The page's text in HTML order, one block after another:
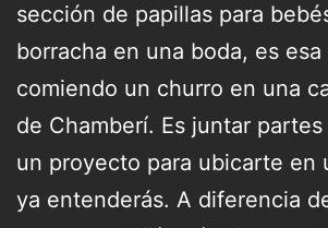
sección de papillas para
borracha en una boda, es esa
comiendo un churro en una
de Chamberí. Es juntar
un proyecto para ubicarte en
ya entenderás. A diferencia